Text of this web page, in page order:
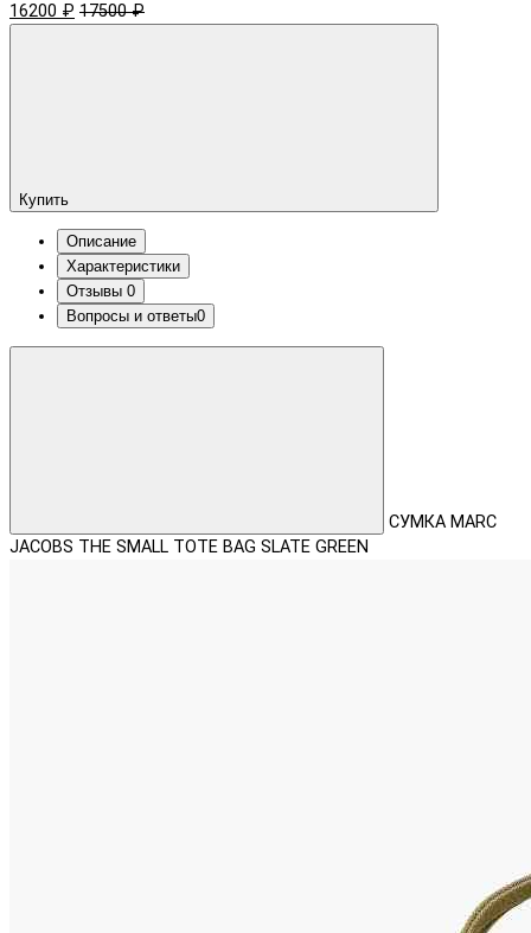
16200 ₽ 17500 ₽
Купить
Описание
Характеристики
Отзывы 0
Вопросы и ответы0
СУМКА MARC
JACOBS THE SMALL TOTE BAG SLATE GREEN